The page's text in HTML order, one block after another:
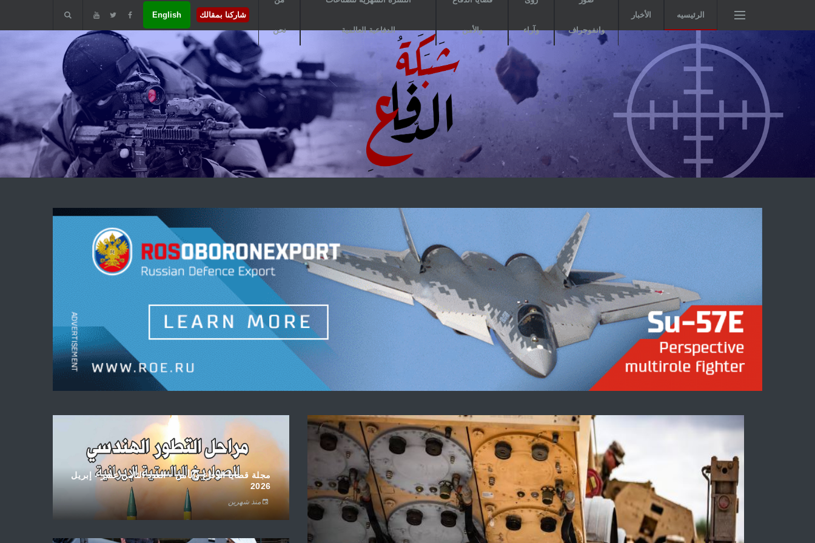
الرئيسيه الأخبار
وانفوجراف وآراء والأمن الدفاعية العالمية نحن
شاركنا بمقالك English
مجلة قضايا الدفاع والأمن - العدد الثامن عشر - إبريل
2026
منذ شهرين